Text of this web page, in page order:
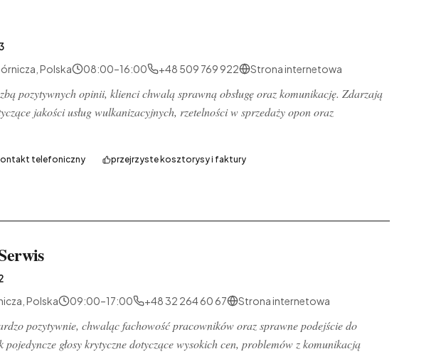
Polska
08:00–16:00 +48 509 769 922 Strona internetowa
pozytywnych opinii, klienci chwalą sprawną obsługę oraz komunikację. Zdarzają
jakości usług wulkanizacyjnych, rzetelności w sprzedaży opon oraz
telefoniczny przejrzyste kosztorysy i faktury
Polska
09:00–17:00 +48 32 264 60 67 Strona internetowa
pozytywnie, chwaląc fachowość pracowników oraz sprawne podejście do
głosy krytyczne dotyczące wysokich cen, problemów z komunikacją